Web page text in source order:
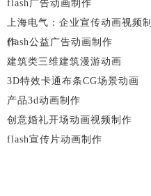
flash广告动画制作
上海电气：企业宣传动画视频制
作
flash公益广告动画制作
建筑类三维建筑漫游动画
3D特效卡通布条CG场景动画
产品3d动画制作
创意婚礼开场动画视频制作
flash宣传片动画制作